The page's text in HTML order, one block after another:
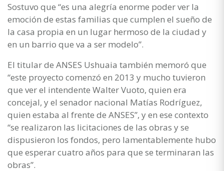
Sostuvo que “es una alegría enorme poder ver la
emoción de estas familias que cumplen el sueño de
la casa propia en un lugar hermoso de la ciudad y
en un barrio que va a ser modelo”.
El titular de ANSES Ushuaia también memoró que
“este proyecto comenzó en 2013 y mucho tuvieron
que ver el intendente Walter Vuoto, quien era
concejal, y el senador nacional Matías Rodríguez,
quien estaba al frente de ANSES”, y en ese contexto
“se realizaron las licitaciones de las obras y se
dispusieron los fondos, pero lamentablemente hubo
que esperar cuatro años para que se terminaran las
obras”.